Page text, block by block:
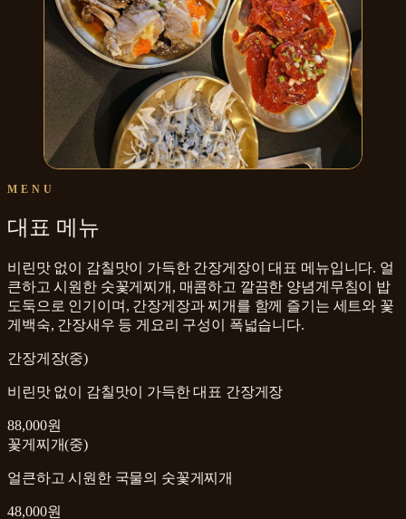
MENU
대표 메뉴
비린맛 없이 감칠맛이 가득한 간장게장이 대표 메뉴입니다. 얼
큰하고 시원한 숫꽃게찌개, 매콤하고 깔끔한 양념게무침이 밥
도둑으로 인기이며, 간장게장과 찌개를 함께 즐기는 세트와 꽃
게백숙, 간장새우 등 게요리 구성이 폭넓습니다.
간장게장(중)
비린맛 없이 감칠맛이 가득한 대표 간장게장
88,000원
꽃게찌개(중)
얼큰하고 시원한 국물의 숫꽃게찌개
48,000원